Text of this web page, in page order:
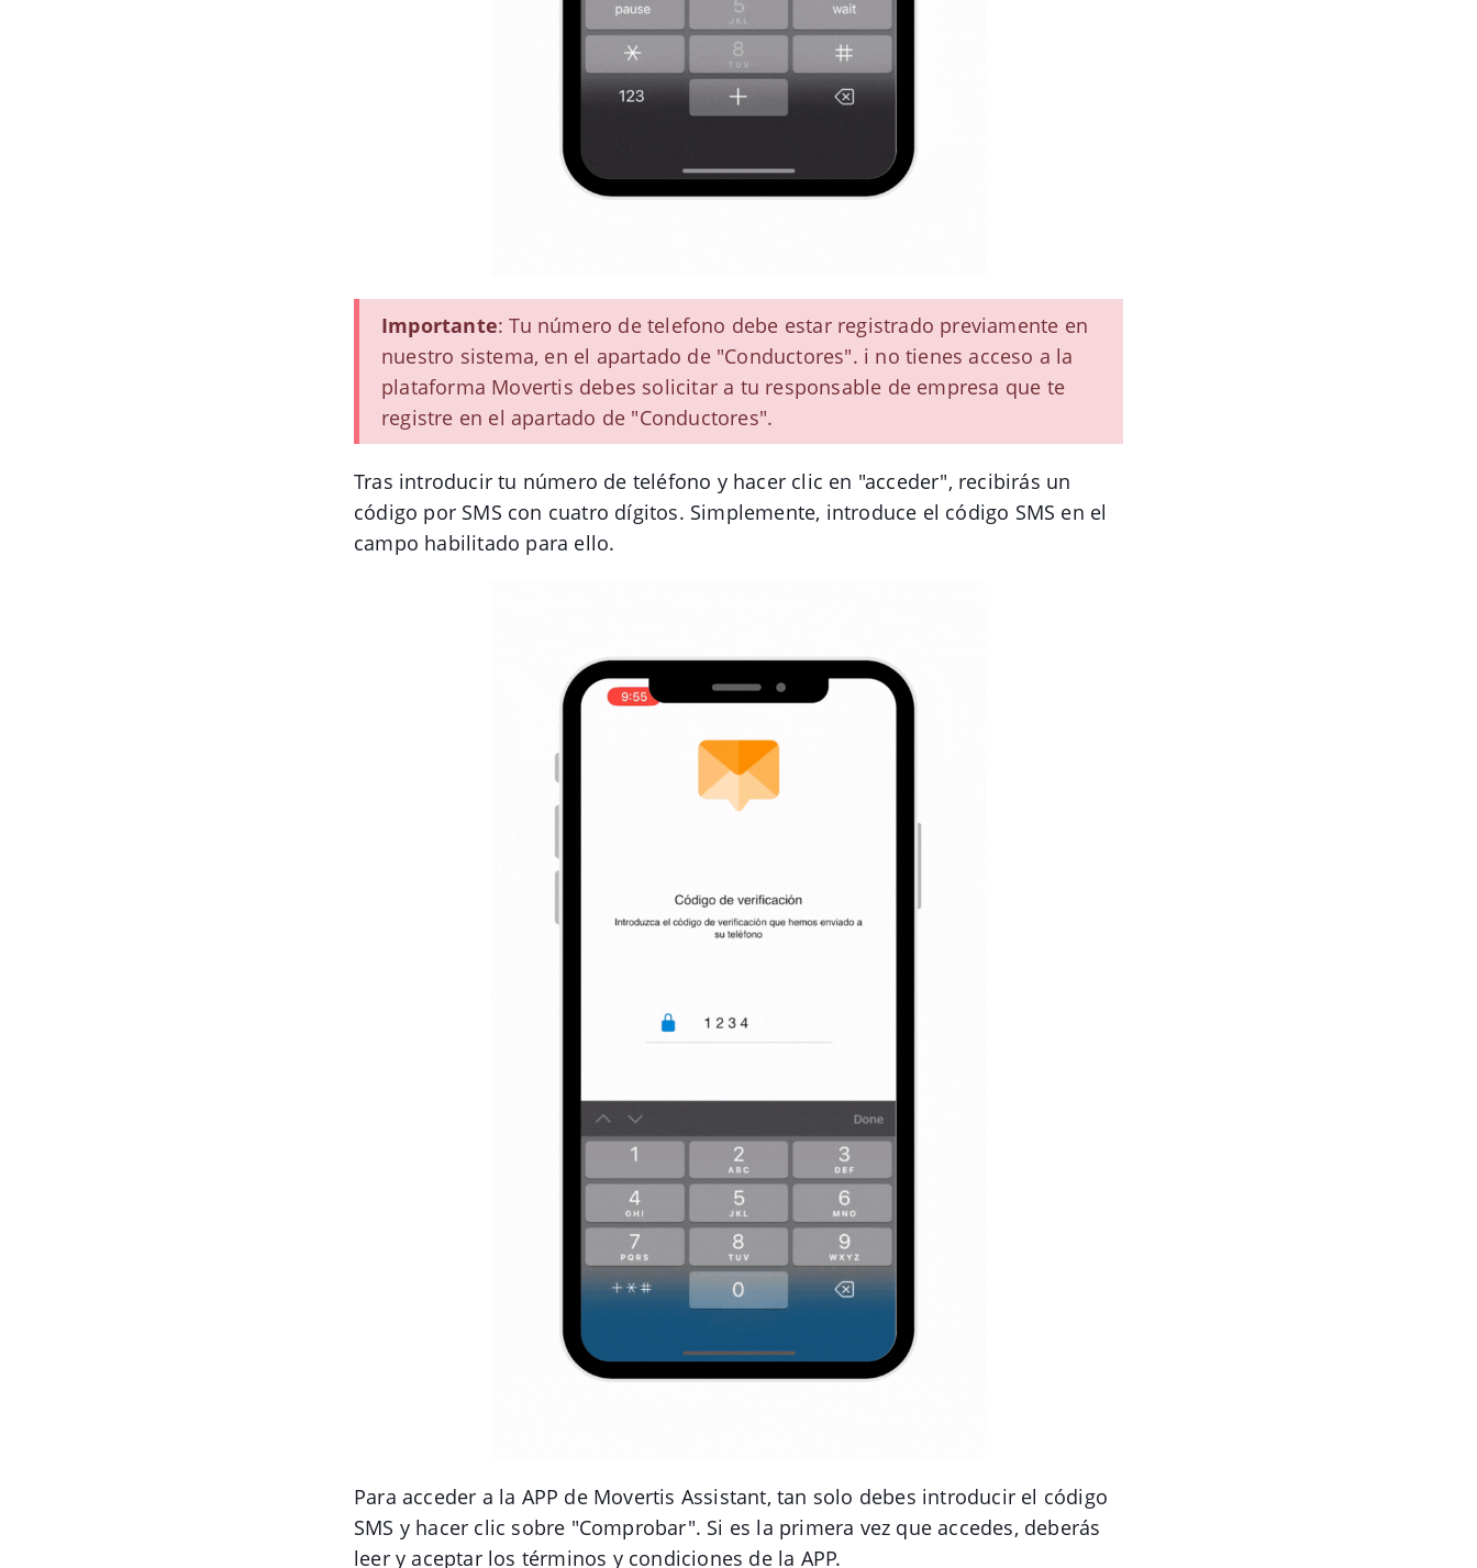
Importante: Tu número de telefono debe estar registrado previamente en
nuestro sistema, en el apartado de "Conductores". i no tienes acceso a la
plataforma Movertis debes solicitar a tu responsable de empresa que te
registre en el apartado de "Conductores".
Tras introducir tu número de teléfono y hacer clic en "acceder", recibirás un
código por SMS con cuatro dígitos. Simplemente, introduce el código SMS en el
campo habilitado para ello.
Para acceder a la APP de Movertis Assistant, tan solo debes introducir el código
SMS y hacer clic sobre "Comprobar". Si es la primera vez que accedes, deberás
leer y aceptar los términos y condiciones de la APP.